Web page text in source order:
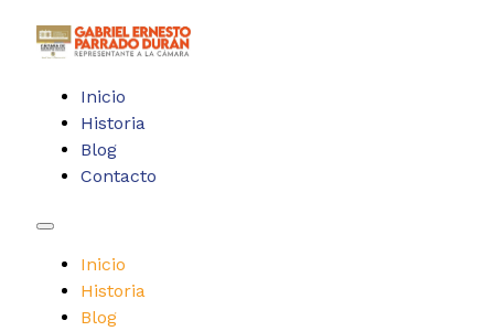
Inicio
Historia
Blog
Contacto
Inicio
Historia
Blog